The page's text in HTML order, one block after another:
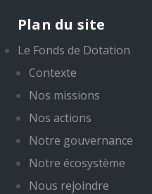
Plan du site
Le Fonds de Dotation
Contexte
Nos missions
Nos actions
Notre gouvernance
Notre écosystème
Nous rejoindre